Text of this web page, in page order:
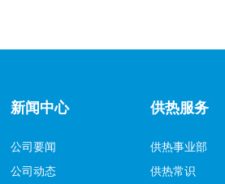
新闻中心
公司要闻
公司动态
供热服务
供热事业部
供热常识